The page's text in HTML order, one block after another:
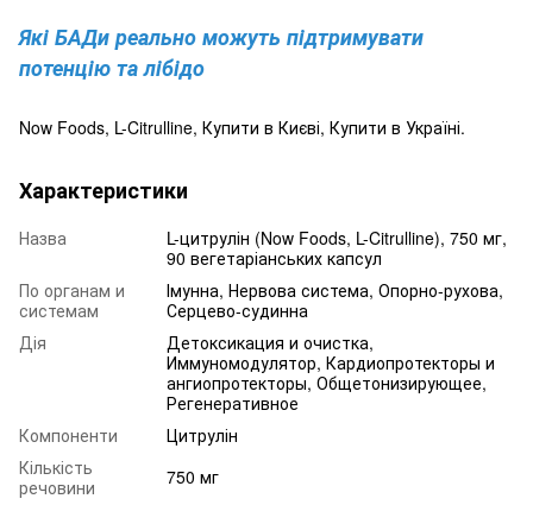
Які БАДи реально можуть підтримувати
потенцію та лібідо
Now Foods, L-Citrulline, Купити в Києві, Купити в Україні.
Характеристики
Назва
L-цитрулін (Now Foods, L-Citrulline), 750 мг,
90 вегетаріанських капсул
По органам и
системам
Імунна, Нервова система, Опорно-рухова,
Серцево-судинна
Дія
Детоксикация и очистка,
Иммуномодулятор, Кардиопротекторы и
ангиопротекторы, Общетонизирующее,
Регенеративное
Компоненти
Цитрулін
Кількість
речовини
750 мг